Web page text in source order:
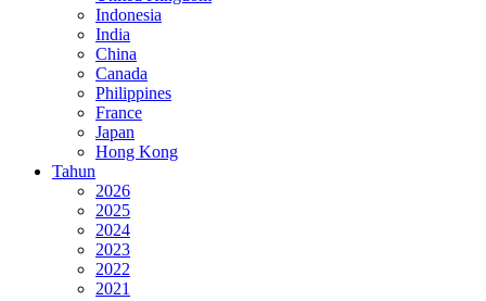
Indonesia
India
China
Canada
Philippines
France
Japan
Hong Kong
Tahun
2026
2025
2024
2023
2022
2021